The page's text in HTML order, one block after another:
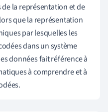
la représentation et de
que la représentation
par lesquelles les
dans un système
données fait référence à
à comprendre et à